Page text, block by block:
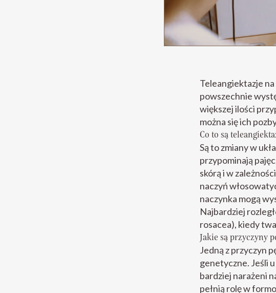
Teleangiektazje
powszechnie
większej ilości
można się ich
Co to są
Są to zmiany w
przypominają
skórą i w
naczyń
naczynka mogą
Najbardziej
rosacea), kiedy
Jakie są przyczyny
Jedną z przyczyn
genetyczne. Jeśli
bardziej narażeni
pełnią rolę w